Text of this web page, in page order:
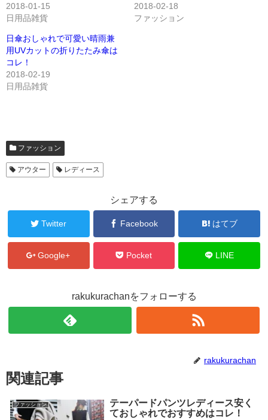
2018-01-15
日用品雑貨
2018-02-18
ファッション
日傘おしゃれで可愛い晴雨兼
用UVカットの折りたたみ傘は
コレ！
2018-02-19
日用品雑貨
ファッション
アウター レディース
シェアする
Twitter Facebook はてブ
Google+ Pocket LINE
rakukurachanをフォローする
rakukurachan
関連記事
ファッション
テーパードパンツレディース安く
ておしゃれでおすすめはコレ！